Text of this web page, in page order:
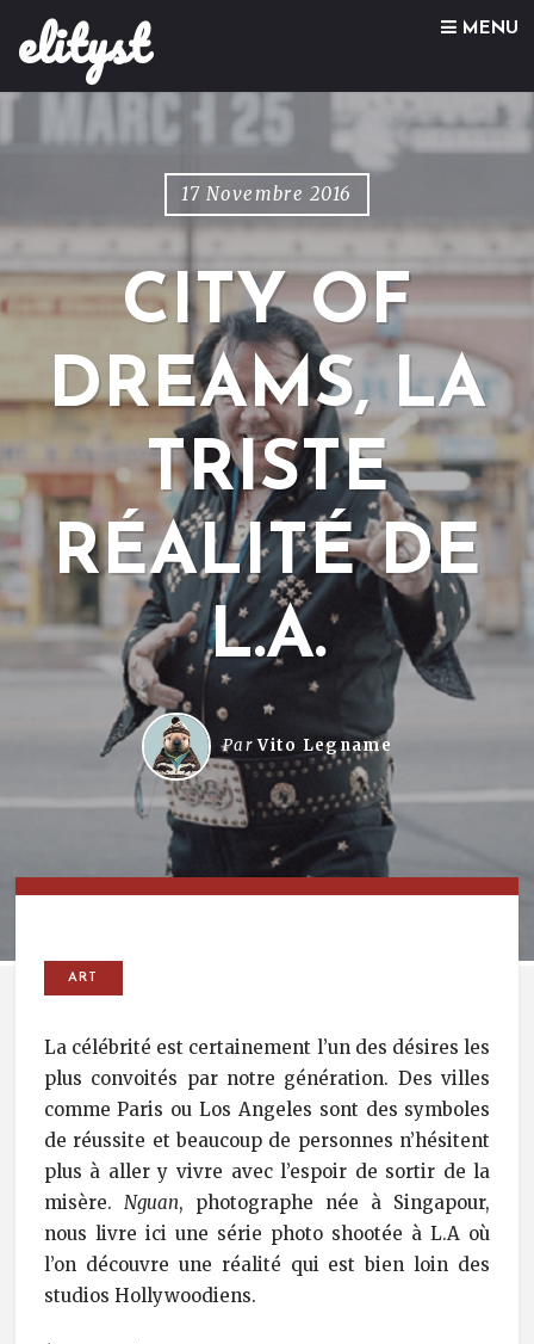
elityst MENU
Skip to content
17 Novembre 2016
CITY OF
DREAMS, LA
TRISTE
RÉALITÉ DE
L.A.
ParVito Legname
ART
La célébrité est certainement l’un des désires les
plus convoités par notre génération. Des villes
comme Paris ou Los Angeles sont des symboles
de réussite et beaucoup de personnes n’hésitent
plus à aller y vivre avec l’espoir de sortir de la
misère. Nguan, photographe née à Singapour,
nous livre ici une série photo shootée à L.A où
l’on découvre une réalité qui est bien loin des
studios Hollywoodiens.